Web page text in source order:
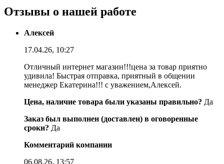
Отзывы о нашей работе
Алексей
17.04.26, 10:27
Отличный интернет магазин!!!цена за товар приятно
удивила! Быстрая отправка, приятный в общении
менеджер Екатерина!!! с уважением,Алексей.
Цена, наличие товара были указаны правильно? Да
Заказ был выполнен (доставлен) в оговоренные
сроки? Да
Комментарий компании
06.08.26, 13:57